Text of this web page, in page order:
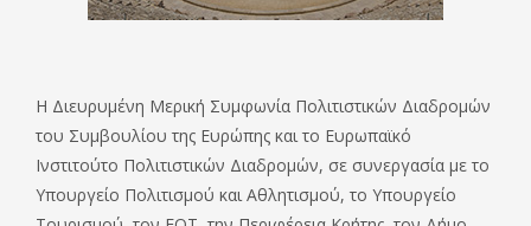
Η Διευρυμένη Μερική Συμφωνία Πολιτιστικών Διαδρομών
του Συμβουλίου της Ευρώπης και το Ευρωπαϊκό
Ινστιτούτο Πολιτιστικών Διαδρομών, σε συνεργασία με το
Υπουργείο Πολιτισμού και Αθλητισμού, το Υπουργείο